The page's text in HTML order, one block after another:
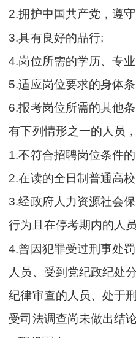
2.拥护中国共产党，遵
3.具有良好的品行;
4.岗位所需的学历、专
5.适应岗位要求的身体
6.报考岗位所需的其他条
有下列情形之一的人员
1.不符合招聘岗位条件
2.在读的全日制普通高
3.经政府人力资源社会
行为且在停考期内的人
4.曾因犯罪受过刑事处
人员、受到党纪政纪处
纪律审查的人员、处于
受司法调查尚未做出结